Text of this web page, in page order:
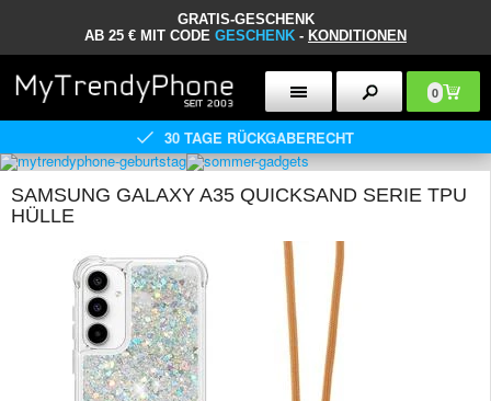
GRATIS-GESCHENK
AB 25 € MIT CODE GESCHENK - KONDITIONEN
0
30 TAGE RÜCKGABERECHT
SAMSUNG GALAXY A35 QUICKSAND SERIE TPU
HÜLLE